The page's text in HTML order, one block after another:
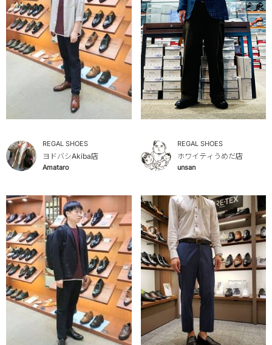
REGAL SHOES
ヨドバシAkiba店
Amataro
REGAL SHOES
ホワイティうめだ店
unsan